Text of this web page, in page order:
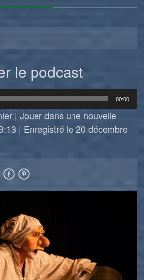
le podcast
00:00
|Jouer dans une nouvelle
| Enregistré le 20 décembre